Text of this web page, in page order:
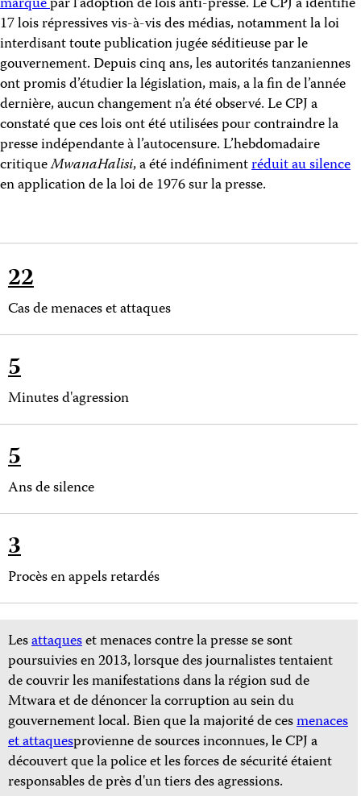
17 lois répressives vis-à-vis des médias, notamment la loi
interdisant toute publication jugée séditieuse par le
gouvernement. Depuis cinq ans, les autorités tanzaniennes
ont promis d’étudier la législation, mais, a la fin de l’année
dernière, aucun changement n’a été observé. Le CPJ a
constaté que ces lois ont été utilisées pour contraindre la
presse indépendante à l’autocensure. L’hebdomadaire
critiqueMwanaHalisi, a été indéfinimentréduit au silence
en application de la loi de 1976 sur la presse.
22
Cas de menaces et attaques
5
Minutes d'agression
5
Ans de silence
3
Procès en appels retardés
Lesattaqueset menaces contre la presse se sont
poursuivies en 2013, lorsque des journalistes tentaient
de couvrir les manifestations dans la région sud de
Mtwara et de dénoncer la corruption au sein du
gouvernement local. Bien que la majorité de cesmenaces
et attaquesprovienne de sources inconnues, le CPJ a
découvert que la police et les forces de sécurité étaient
responsables de près d'un tiers des agressions.